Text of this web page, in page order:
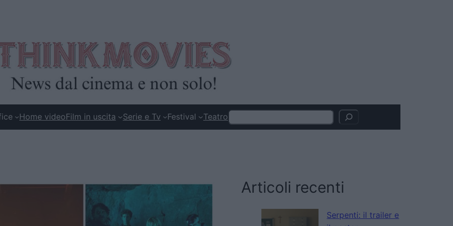
Home videoFilm in uscita Serie e Tv Festival TeatroSearch
Articoli recenti
Serpenti: il trailer e